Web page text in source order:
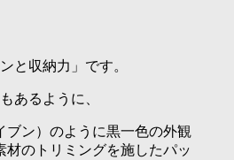
と収納力」です。
あるように、
ブン）のように黒一色の外観
材のトリミングを施したパッ